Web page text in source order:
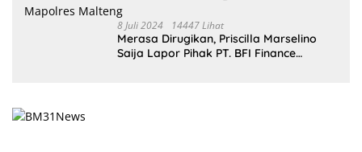
8 Juli 2024 14447 Lihat
Merasa Dirugikan, Priscilla Marselino
Saija Lapor Pihak PT. BFI Finance